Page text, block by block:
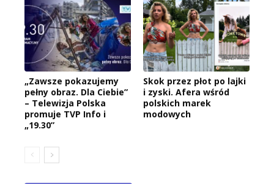
„Zawsze pokazujemy
pełny obraz. Dla Ciebie”
– Telewizja Polska
promuje TVP Info i
„19.30”
Skok przez płot po lajki
i zyski. Afera wśród
polskich marek
modowych